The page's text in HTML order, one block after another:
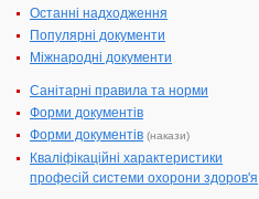
Останні надходження
Популярні документи
Міжнародні документи
Санітарні правила та норми
Форми документів
Форми документів (накази)
Кваліфікаційні характеристики
професій системи охорони здоров'я